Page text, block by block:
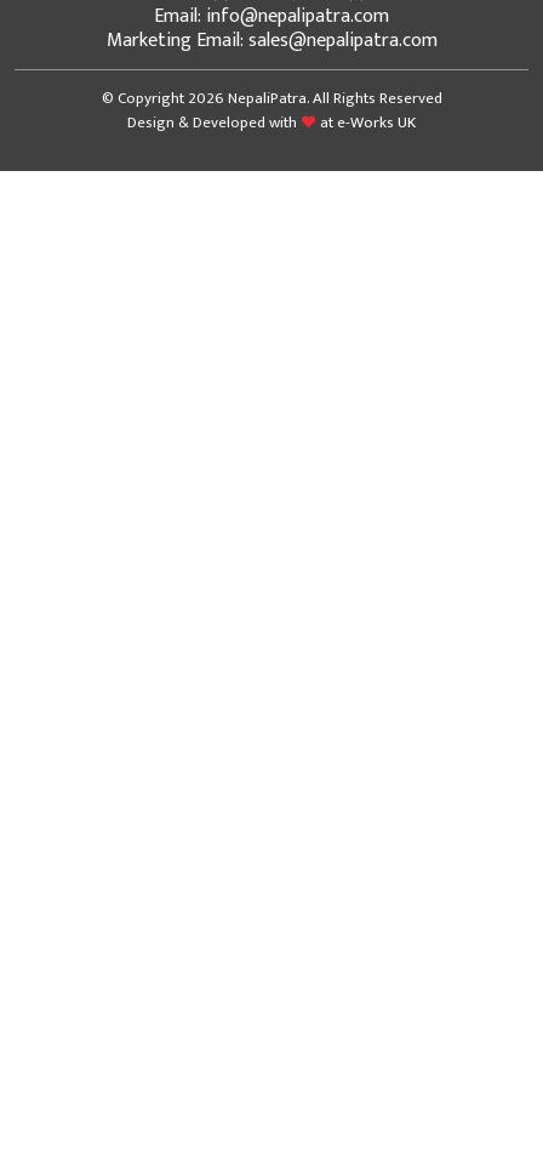
Email: info@nepalipatra.com
Marketing Email: sales@nepalipatra.com
© Copyright 2026 NepaliPatra. All Rights Reserved
Design & Developed with
ate-Works UK